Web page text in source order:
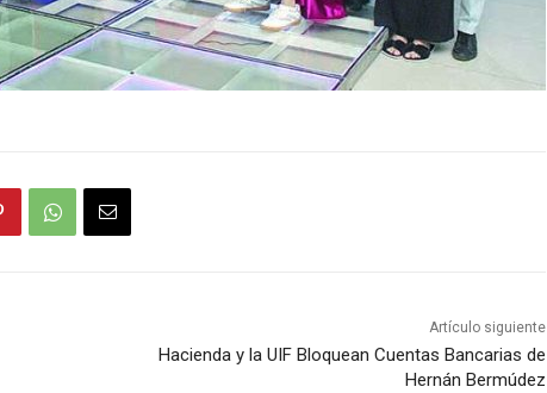
Artículo siguiente
Hacienda y la UIF Bloquean Cuentas Bancarias de
Hernán Bermúdez